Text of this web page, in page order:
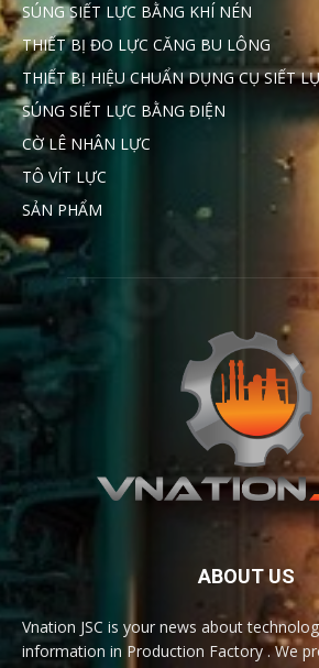
SÚNG SIẾT LỰC BẰNG KHÍ NÉN
THIẾT BỊ ĐO LỰC CĂNG BU LÔNG
THIẾT BỊ HIỆU CHUẨN DỤNG CỤ SIẾT
SÚNG SIẾT LỰC BẰNG ĐIỆN
CỜ LÊ NHÂN LỰC
TÔ VÍT LỰC
SẢN PHẨM
ABOUT US
Vnation JSC is your news about
information in Production Factory . We